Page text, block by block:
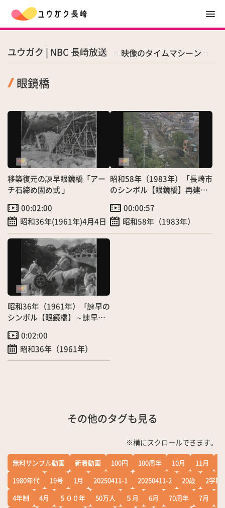
ユウガク | NBC 長崎放送 映像のタイムマシーン
眼鏡橋
移築復元の諫早眼鏡橋「アー
チ石締め固め式 」
00:02:00
昭和36年(1961年)4月4日
昭和58年（1983年）「長崎市
のシンボル【眼鏡橋】再建！
（10/15）
00:00:57
昭和58年（1983年）
昭和36年（1961年）「諫早の
シンボル【眼鏡橋】～諫早公
め～」（10/28）
0:02:00
昭和36年（1961年）
その他のタグも見る
※横にスクロールできます。
無料サンプル動画 新着動画 100円 100周年 10月 11月
1980年代
19号 1月 20250411-1 20250411-2 20歳
2学期
4年制
4月 ５００年 50万人 ５月 6月 70周年 7月